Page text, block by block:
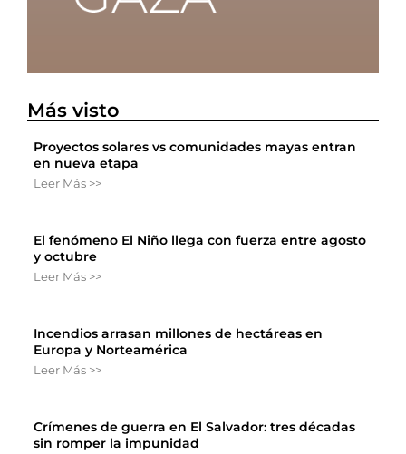
Más visto
Proyectos solares vs comunidades mayas entran
en nueva etapa
Leer Más >>
El fenómeno El Niño llega con fuerza entre agosto
y octubre
Leer Más >>
Incendios arrasan millones de hectáreas en
Europa y Norteamérica
Leer Más >>
Crímenes de guerra en El Salvador: tres décadas
sin romper la impunidad